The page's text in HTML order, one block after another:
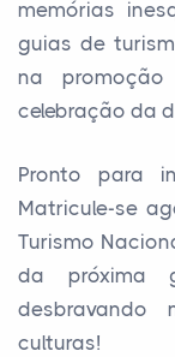
memórias
guias de
na
celebração da
Pronto para
Matricule-se
Turismo
da próxima
desbravando
culturas!